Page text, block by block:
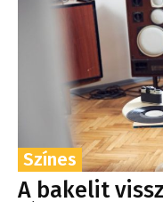
Színes
A bakelit